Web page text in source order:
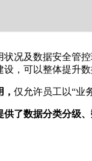
状况及数据安全管
，可以整体提升数
仅允许员工以“业
了数据分类分级